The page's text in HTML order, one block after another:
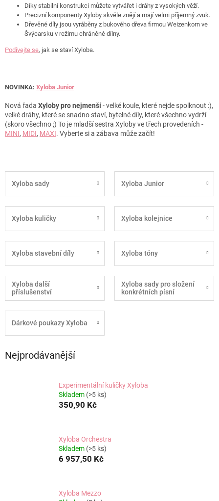
Díky stabilní konstrukci můžete vytvářet i dráhy z vysokých věží.
Precizní komponenty Xyloby skvěle znějí a mají velmi příjemný zvuk.
Dřevěné díly jsou vyráběny z bukového dřeva firmou Weizenkorn ve
Švýcarsku v režimu chráněné dílny.
Podívejte se, jak se staví Xyloba.
NOVINKA: Xyloba Junior
Nová řada Xyloby pro nejmenší- velké koule, které nejde spolknout :),
velké dráhy, které se snadno staví, bytelné díly, které všechno vydrží
(skoro všechno ;) To je mladší sestra Xyloby ve třech provedeních -
MINI, MIDI, MAXI. Vyberte si a zábava může začít!
Xyloba sady Xyloba Junior
Xyloba kuličky Xyloba kolejnice
Xyloba stavební díly Xyloba tóny
Xyloba další
příslušenství
Xyloba sady pro složení
konkrétních písní
Dárkové poukazy Xyloba
Nejprodávanější
Experimentální kuličky Xyloba
Skladem (>5 ks)
350,90 Kč
Xyloba Orchestra
Skladem (>5 ks)
6 957,50 Kč
Xyloba Mezzo